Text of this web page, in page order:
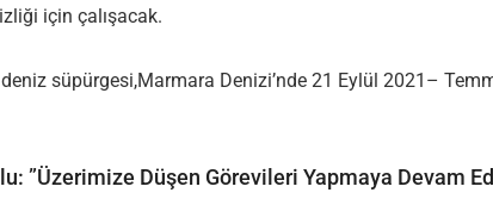
için çalışacak.
deniz süpürgesi,Marmara Denizi’nde 21 Eylül 2021–
”Üzerimize Düşen Görevileri Yapmaya Devam